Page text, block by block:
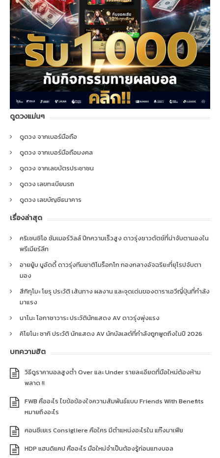
ดูดวงแม่นๆ
ดูดวง จากเบอร์มือถือ
ดูดวง จากเบอร์มือถือมงคล
ดูดวง จากเลขบัตรประชาชน
ดูดวง เลขทะเบียนรถ
ดูดวง เลขบัญชีธนาคาร
เรื่องล่าสุด
คริเซนซิโอ ซัมเมอร์วิลล์ ปีกความเร็วสูง ดาวรุ่งชาวดัตช์ที่น่าจับตามองใน
พรีเมียร์ลีก
อายยู้บ บูอัดดี้ ดาวรุ่งทีมชาติโมร็อกโก กองกลางอัจฉริยะที่ยุโรปจับตา
มอง
สึกิกุโมะ โยรุ ประวัติ เส้นทาง ผลงาน และจุดเด่นของดาราเอวีญี่ปุ่นที่กำลัง
มาแรง
นาโนะ โอกาซาวาระ ประวัตินักแสดง AV ดาวรุ่งพุ่งแรง
คิโยโนะ ซากิ ประวัติ นักแสดง AV นักบัลเลต์ที่กำลังถูกพูดถึงในปี 2026
บทความฮิต
วิธีดูราคาบอลสูงต่ำ Over และ Under รายละเอียดที่มือใหม่ต้องห้าม
พลาด !!
FWB คืออะไร ไขข้อข้องใจความสัมพันธ์แบบ Friends With Benefits
หมายถึงอะไร
คอนซีเยเร Consigliere คือใคร มีตำแหน่งอะไรใน แก๊งมาเฟีย
HDP แฮนดิแคป คืออะไร มือใหม่จำเป็นต้องรู้ก่อนแทงบอล